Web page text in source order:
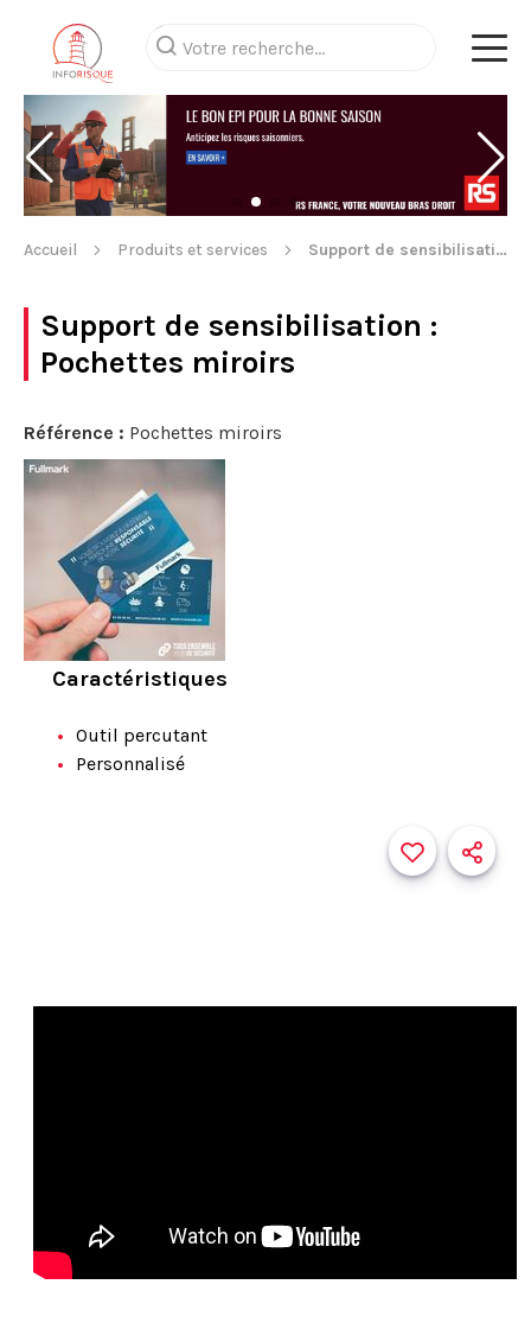
Accueil Produits et services Support de sensibilisation
Support de sensibilisation :
Pochettes miroirs
Référence : Pochettes miroirs
Caractéristiques
Outil percutant
Personnalisé